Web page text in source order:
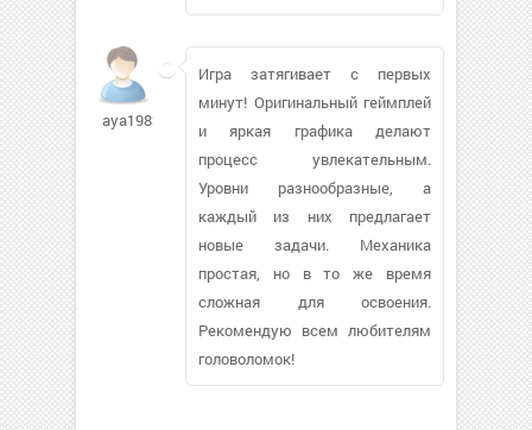
aya1982
Игра затягивает с первых
минут! Оригинальный геймплей
и яркая графика делают
процесс увлекательным.
Уровни разнообразные, а
каждый из них предлагает
новые задачи. Механика
простая, но в то же время
сложная для освоения.
Рекомендую всем любителям
головоломок!